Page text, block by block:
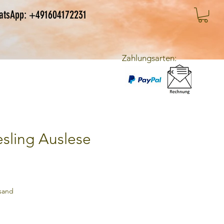
+491604172231
Zahlungsarten:
Auslese